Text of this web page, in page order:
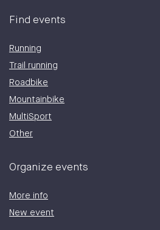
Find events
Running
Trail running
Roadbike
Mountainbike
MultiSport
Other
Organize events
More info
New event